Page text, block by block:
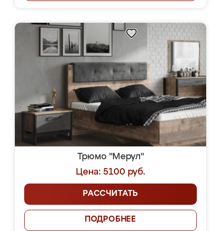
Трюмо "Мерул"
Цена: 5100 руб.
РАССЧИТАТЬ
ПОДРОБНЕЕ